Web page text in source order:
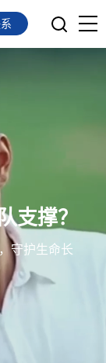
支撑？
守护生命长